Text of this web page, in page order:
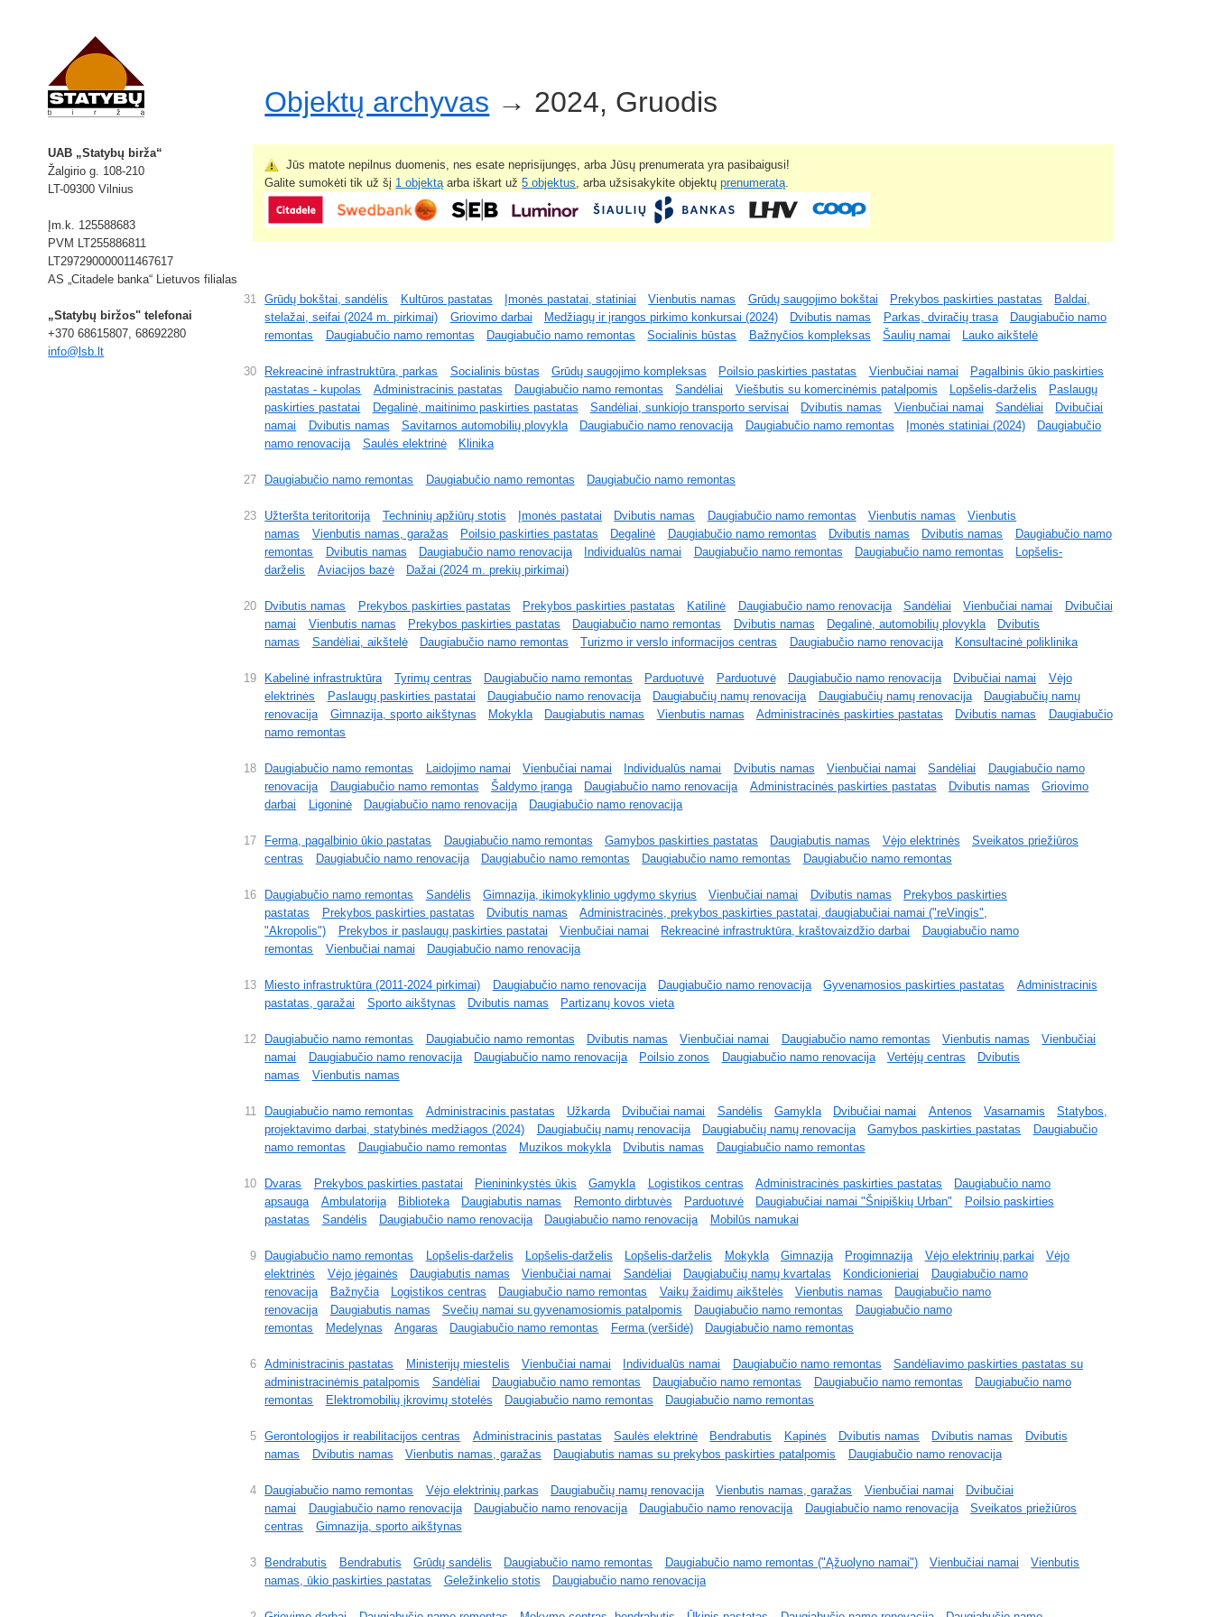
Objektų archyvas → 2024, Gruodis
UAB „Statybų birža“
Žalgirio g. 108-210
LT-09300 Vilnius
Įm.k. 125588683
PVM LT255886811
LT297290000011467617
AS „Citadele banka“ Lietuvos filialas
„Statybų biržos" telefonai
+370 68615807, 68692280
info@lsb.lt
Jūs matote nepilnus duomenis, nes esate neprisijungęs, arba Jūsų prenumerata yra pasibaigusi!
Galite sumokėti tik už šį 1 objektą arba iškart už5 objektus , arba užsisakykite objektųprenumeratą
31 Grūdų bokštai, sandėlis Kultūros pastatas Įmonės pastatai, statiniai Vienbutis namas Grūdų saugojimo bokštai Prekybos paskirties pastatas
Baldai,
stelažai, seifai (2024 m. pirkimai)
Griovimo darbai Medžiagų ir įrangos pirkimo konkursai (2024) Dvibutis namas Parkas, dviračių trasa
Daugiabučio namo
remontas
Daugiabučio namo remontas Daugiabučio namo remontas Socialinis būstas Bažnyčios kompleksas Šaulių namai Lauko aikštelė
30 Rekreacinė infrastruktūra, parkas Socialinis būstas Grūdų saugojimo kompleksas Poilsio paskirties pastatas Vienbučiai namai
Pagalbinis ūkio paskirties
pastatas - kupolas
Administracinis pastatas Daugiabučio namo remontas Sandėliai Viešbutis su komercinėmis patalpomis Lopšelis-darželis
Paslaugų
paskirties pastatai
Degalinė, maitinimo paskirties pastatas Sandėliai, sunkiojo transporto servisai Dvibutis namas Vienbučiai namai Sandėliai
Dvibučiai
namai
Dvibutis namas Savitarnos automobilių plovykla Daugiabučio namo renovacija Daugiabučio namo remontas Įmonės statiniai (2024)
Daugiabučio
namo renovacija
Saulės elektrinė Klinika
27 Daugiabučio namo remontas Daugiabučio namo remontas Daugiabučio namo remontas
23 Užteršta teritoritorija Techninių apžiūrų stotis Įmonės pastatai Dvibutis namas Daugiabučio namo remontas Vienbutis namas
Vienbutis
namas
Vienbutis namas, garažas Poilsio paskirties pastatas Degalinė Daugiabučio namo remontas Dvibutis namas Dvibutis namas
Daugiabučio namo
remontas
Dvibutis namas Daugiabučio namo renovacija Individualūs namai Daugiabučio namo remontas Daugiabučio namo remontas
Lopšelis-
darželis
Aviacijos bazė Dažai (2024 m. prekių pirkimai)
20 Dvibutis namas Prekybos paskirties pastatas Prekybos paskirties pastatas Katilinė Daugiabučio namo renovacija Sandėliai Vienbučiai namai
Dvibučiai
namai
Vienbutis namas Prekybos paskirties pastatas Daugiabučio namo remontas Dvibutis namas Degalinė, automobilių plovykla
Dvibutis
namas
Sandėliai, aikštelė Daugiabučio namo remontas Turizmo ir verslo informacijos centras Daugiabučio namo renovacija Konsultacinė poliklinika
19 Kabelinė infrastruktūra Tyrimų centras Daugiabučio namo remontas Parduotuvė Parduotuvė Daugiabučio namo renovacija Dvibučiai namai
Vėjo
elektrinės
Paslaugų paskirties pastatai Daugiabučio namo renovacija Daugiabučių namų renovacija Daugiabučių namų renovacija
Daugiabučių namų
renovacija
Gimnazija, sporto aikštynas Mokykla Daugiabutis namas Vienbutis namas Administracinės paskirties pastatas Dvibutis namas
Daugiabučio
namo remontas
18 Daugiabučio namo remontas Laidojimo namai Vienbučiai namai Individualūs namai Dvibutis namas Vienbučiai namai Sandėliai
Daugiabučio namo
renovacija
Daugiabučio namo remontas Šaldymo įranga Daugiabučio namo renovacija Administracinės paskirties pastatas Dvibutis namas
Griovimo
darbai
Ligoninė Daugiabučio namo renovacija Daugiabučio namo renovacija
17 Ferma, pagalbinio ūkio pastatas Daugiabučio namo remontas Gamybos paskirties pastatas Daugiabutis namas Vėjo elektrinės
Sveikatos priežiūros
centras
Daugiabučio namo renovacija Daugiabučio namo remontas Daugiabučio namo remontas Daugiabučio namo remontas
16 Daugiabučio namo remontas Sandėlis Gimnazija, ikimokyklinio ugdymo skyrius Vienbučiai namai Dvibutis namas
Prekybos paskirties
pastatas
Prekybos paskirties pastatas Dvibutis namas
Administracinės, prekybos paskirties pastatai, daugiabučiai namai ("reVingis",
"Akropolis")
Prekybos ir paslaugų paskirties pastatai Vienbučiai namai Rekreacinė infrastruktūra, kraštovaizdžio darbai
Daugiabučio namo
remontas
Vienbučiai namai Daugiabučio namo renovacija
13 Miesto infrastruktūra (2011-2024 pirkimai) Daugiabučio namo renovacija Daugiabučio namo renovacija Gyvenamosios paskirties pastatas
Administracinis
pastatas, garažai
Sporto aikštynas Dvibutis namas Partizanų kovos vieta
12 Daugiabučio namo remontas Daugiabučio namo remontas Dvibutis namas Vienbučiai namai Daugiabučio namo remontas Vienbutis namas
Vienbučiai
namai
Daugiabučio namo renovacija Daugiabučio namo renovacija Poilsio zonos Daugiabučio namo renovacija Vertėjų centras
Dvibutis
namas
Vienbutis namas
11 Daugiabučio namo remontas Administracinis pastatas Užkarda Dvibučiai namai Sandėlis Gamykla Dvibučiai namai Antenos Vasarnamis
Statybos,
projektavimo darbai, statybinės medžiagos (2024)
Daugiabučių namų renovacija Daugiabučių namų renovacija Gamybos paskirties pastatas
Daugiabučio
namo remontas
Daugiabučio namo remontas Muzikos mokykla Dvibutis namas Daugiabučio namo remontas
10 Dvaras Prekybos paskirties pastatai Pienininkystės ūkis Gamykla Logistikos centras Administracinės paskirties pastatas
Daugiabučio namo
apsauga
Ambulatorija Biblioteka Daugiabutis namas Remonto dirbtuvės Parduotuvė Daugiabučiai namai "Šnipiškių Urban"
Poilsio paskirties
pastatas
Sandėlis Daugiabučio namo renovacija Daugiabučio namo renovacija Mobilūs namukai
9 Daugiabučio namo remontas Lopšelis-darželis Lopšelis-darželis Lopšelis-darželis Mokykla Gimnazija Progimnazija Vėjo elektrinių parkai
Vėjo
elektrinės
Vėjo jėgainės Daugiabutis namas Vienbučiai namai Sandėliai Daugiabučių namų kvartalas Kondicionieriai
Daugiabučio namo
renovacija
Bažnyčia Logistikos centras Daugiabučio namo remontas Vaikų žaidimų aikštelės Vienbutis namas
Daugiabučio namo
renovacija
Daugiabutis namas Svečių namai su gyvenamosiomis patalpomis Daugiabučio namo remontas
Daugiabučio namo
remontas
Medelynas Angaras Daugiabučio namo remontas Ferma (veršidė) Daugiabučio namo remontas
6 Administracinis pastatas Ministerijų miestelis Vienbučiai namai Individualūs namai Daugiabučio namo remontas
Sandėliavimo paskirties pastatas su
administracinėmis patalpomis
Sandėliai Daugiabučio namo remontas Daugiabučio namo remontas Daugiabučio namo remontas
Daugiabučio namo
remontas
Elektromobilių įkrovimų stotelės Daugiabučio namo remontas Daugiabučio namo remontas
5 Gerontologijos ir reabilitacijos centras Administracinis pastatas Saulės elektrinė Bendrabutis Kapinės Dvibutis namas Dvibutis namas
Dvibutis
namas
Dvibutis namas Vienbutis namas, garažas Daugiabutis namas su prekybos paskirties patalpomis Daugiabučio namo renovacija
4 Daugiabučio namo remontas Vėjo elektrinių parkas Daugiabučių namų renovacija Vienbutis namas, garažas Vienbučiai namai
Dvibučiai
namai
Daugiabučio namo renovacija Daugiabučio namo renovacija Daugiabučio namo renovacija Daugiabučio namo renovacija
Sveikatos priežiūros
centras
Gimnazija, sporto aikštynas
3 Bendrabutis Bendrabutis Grūdų sandėlis Daugiabučio namo remontas Daugiabučio namo remontas ("Ąžuolyno namai") Vienbučiai namai
Vienbutis
namas, ūkio paskirties pastatas
Geležinkelio stotis Daugiabučio namo renovacija